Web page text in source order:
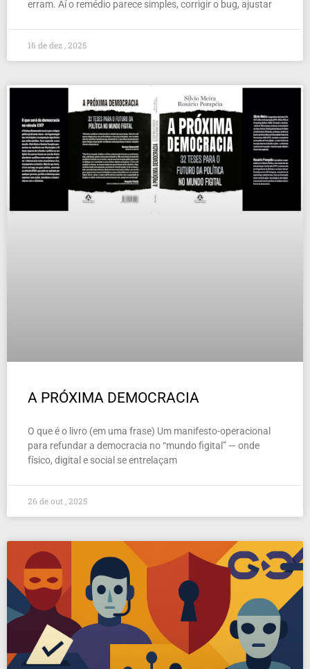
erram. Aí o remédio parece simples, corrigir o bug, ajustar
16 de dez , 2025
A PRÓXIMA DEMOCRACIA
O que é o livro (em uma frase) Um manifesto-operacional
para refundar a democracia no “mundo figital” — onde
físico, digital e social se entrelaçam
26 de out , 2025